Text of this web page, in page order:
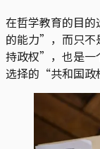
在哲学教育的目
的能力”，而只
持政权”，也是一
选择的“共和国政